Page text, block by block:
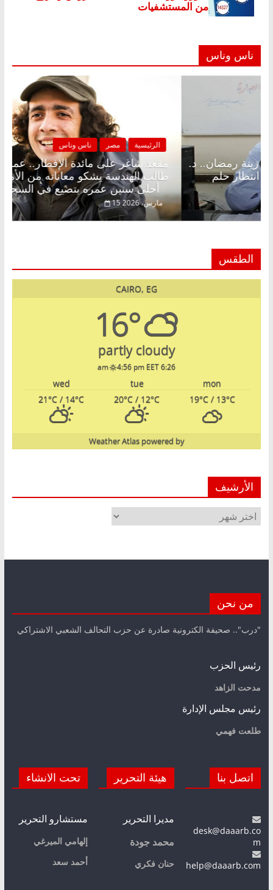
ناس وناس
الرئيسية
مقعد
طالب
أحلى سنين عمره بتضيع في السجن
15 مارس، 2026
ناس وناس
شاغر على الإفطار وبلكونة بلا زينة رمضان.. د.
فاروق خبير اقتصادي في انتظار حلم
2026
الطقس
CAIRO, EG
16°
partly cloudy
6:26 am
4:56 pm EET
mon
tue
wed
19°C/ 13°C
20°C / 12°C
21°C / 14°C
powered by
Weather Atlas
الأرشيف
الأرشيف
من نحن
"درب".. صحيفة الكترونية صادرة عن حزب التحالف الشعبي الاشتراكي
رئيس الحزب
مدحت الزاهد
رئيس مجلس الإدارة
طلعت فهمي
اتصل بنا
desk@daaarb.co
m
help@daaarb.com
هيئة التحرير
مديرا التحرير
محمد جودة
حنان فكري
تحت الانشاء
مستشارو التحرير
إلهامي الميرغي
أحمد سعد